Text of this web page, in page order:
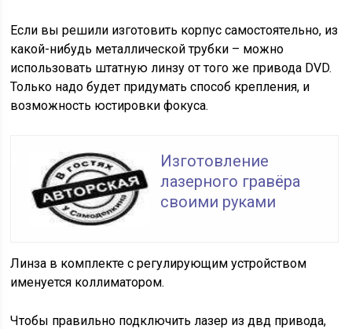
Если вы решили изготовить корпус самостоятельно, из
какой-нибудь металлической трубки – можно
использовать штатную линзу от того же привода DVD.
Только надо будет придумать способ крепления, и
возможность юстировки фокуса.
Изготовление
лазерного гравёра
своими руками
Линза в комплекте с регулирующим устройством
именуется коллиматором.
Чтобы правильно подключить лазер из двд привода,